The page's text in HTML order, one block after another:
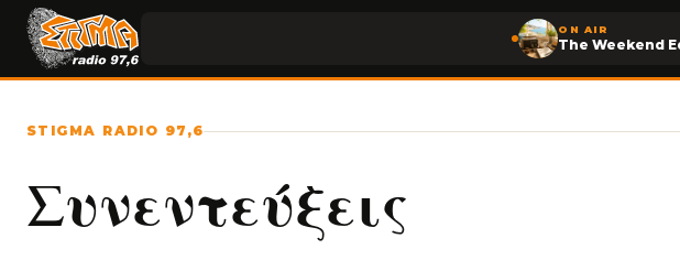
ON AIR
The Weekend
STIGMA RADIO 97,6
Συνεντεύξεις